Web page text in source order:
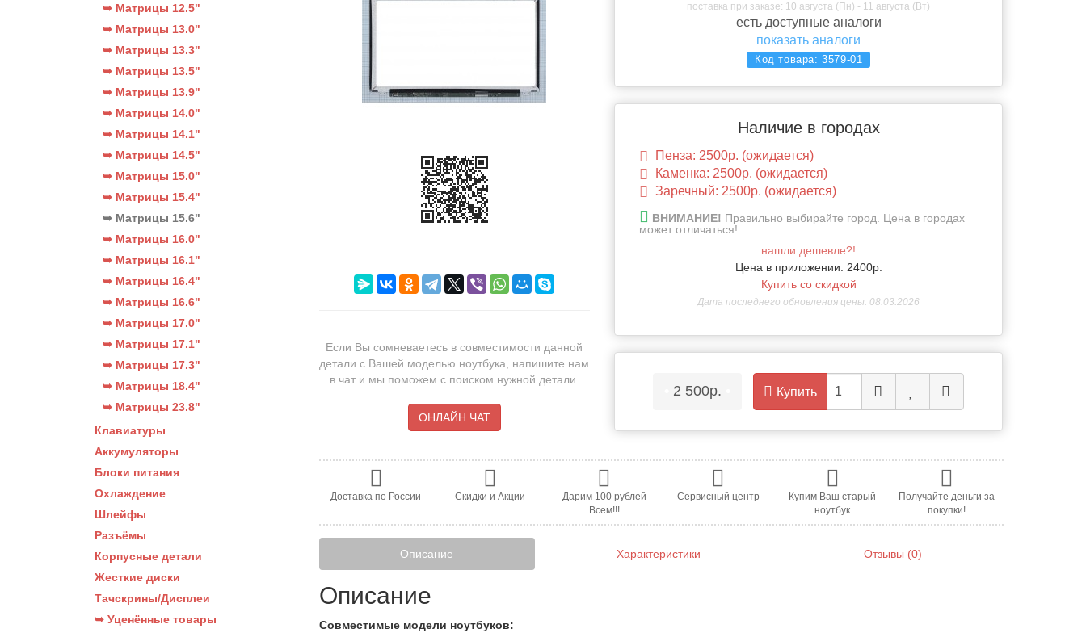
➥ Матрицы 12.5"
➥ Матрицы 13.0"
➥ Матрицы 13.3"
➥ Матрицы 13.5"
➥ Матрицы 13.9"
➥ Матрицы 14.0"
➥ Матрицы 14.1"
➥ Матрицы 14.5"
➥ Матрицы 15.0"
➥ Матрицы 15.4"
➥ Матрицы 15.6"
➥ Матрицы 16.0"
➥ Матрицы 16.1"
➥ Матрицы 16.4"
➥ Матрицы 16.6"
➥ Матрицы 17.0"
➥ Матрицы 17.1"
➥ Матрицы 17.3"
➥ Матрицы 18.4"
➥ Матрицы 23.8"
Клавиатуры
Аккумуляторы
Блоки питания
Охлаждение
Шлейфы
Разъёмы
Корпусные детали
Жесткие диски
Тачскрины/Дисплеи
➥ Уценённые товары
Если Вы сомневаетесь в совместимости данной
детали с Вашей моделью ноутбука, напишите нам
в чат и мы поможем с поиском нужной детали.
ОНЛАЙН ЧАТ
поставка при заказе: 10 августа (Пн) - 11 августа (Вт)
есть доступные аналоги
показать аналоги
Код товара:3579-01
Наличие в городах
Пенза: 2500р. (ожидается)
Каменка: 2500р. (ожидается)
Заречный: 2500р. (ожидается)
ВНИМАНИЕ! Правильно выбирайте город. Цена в городах
может отличаться!
нашли дешевле?!
Цена в приложении: 2400р.
Купить со скидкой
Дата последнего обновления цены: 08.03.2026
2 500р. Купить
Доставка по России Скидки и Акции
Дарим 100 рублей
Всем!!!
Сервисный центр
Купим Ваш старый
ноутбук
Получайте деньги за
покупки!
Описание Характеристики Отзывы (0)
Описание
Совместимые модели ноутбуков: